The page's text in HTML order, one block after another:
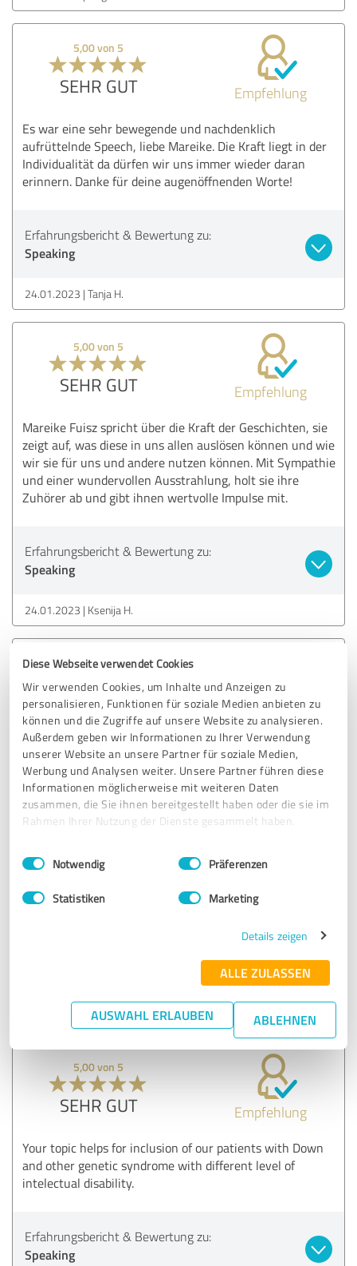
Diese Webseite verwendet Cookies
Wir verwenden Cookies, um Inhalte und Anzeigen zu
personalisieren, Funktionen für soziale Medien anbieten zu
können und die Zugriffe auf unsere Website zu analysieren.
Außerdem geben wir Informationen zu Ihrer Verwendung
unserer Website an unsere Partner für soziale Medien,
Werbung und Analysen weiter. Unsere Partner führen diese
Informationen möglicherweise mit weiteren Daten
zusammen, die Sie ihnen bereitgestellt haben oder die sie im
Rahmen Ihrer Nutzung der Dienste gesammelt haben.
Impressum Datenschutzbestimmungen
Einwilligungsauswahl
Notwendig Präferenzen
Statistiken Marketing
Details zeigen
ALLE ZULASSEN
AUSWAHL ERLAUBEN ABLEHNEN
5,00 von 5
SEHR GUT Empfehlung
Es war eine sehr bewegende und nachdenklich
aufrüttelnde Speech, liebe Mareike. Die Kraft liegt in der
Individualität da dürfen wir uns immer wieder daran
erinnern. Danke für deine augenöffnenden Worte!
Erfahrungsbericht & Bewertung zu:
Speaking
24.01.2023 Tanja H.
5,00 von 5
SEHR GUT Empfehlung
Mareike Fuisz spricht über die Kraft der Geschichten, sie
zeigt auf, was diese in uns allen auslösen können und wie
wir sie für uns und andere nutzen können. Mit Sympathie
und einer wundervollen Ausstrahlung, holt sie ihre
Zuhörer ab und gibt ihnen wertvolle Impulse mit.
Erfahrungsbericht & Bewertung zu:
Speaking
24.01.2023 Ksenija H.
5,00 von 5
SEHR GUT Empfehlung
Mareike spoke at our Lithuanian National Conference on
Down syndrome on World Down Syndrome Day 2022. The
talk was encouraging, challenging and enlightening with
specific examples of how people with Down syndrome and
their care-takers can be more effective advocates for
inclusion. Thank you so much, and we hope to invite you
Sanna Karosas
Lecturer
Sanna K.
5,00 von 5
SEHR GUT Empfehlung
Your topic helps for inclusion of our patients with Down
and other genetic syndrome with different level of
intelectual disability.
Erfahrungsbericht & Bewertung zu:
Speaking